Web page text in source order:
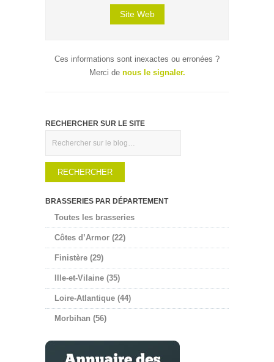
Site Web
Ces informations sont inexactes ou erronées ?
Merci de nous le signaler.
RECHERCHER SUR LE SITE
BRASSERIES PAR DÉPARTEMENT
Toutes les brasseries
Côtes d’Armor (22)
Finistère (29)
Ille-et-Vilaine (35)
Loire-Atlantique (44)
Morbihan (56)